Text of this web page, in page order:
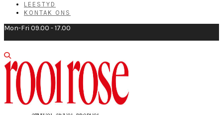
LEESTYD
KONTAK ONS
Mon-Fri 09.00 - 17.00